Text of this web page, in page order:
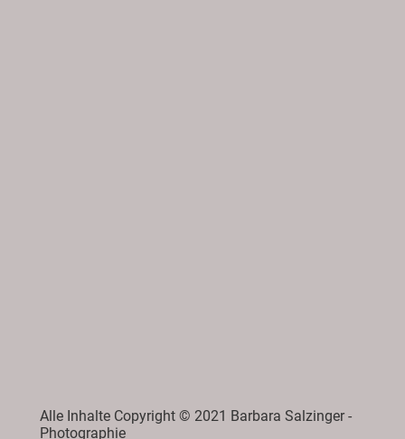
Alle Inhalte Copyright © 2021 Barbara Salzinger -
Photographie